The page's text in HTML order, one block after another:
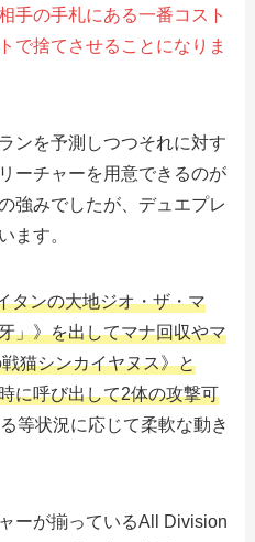
手の手札にある一番コスト
で捨てさせることになりま
ンを予測しつつそれに対す
ーチャーを用意できるのが
強みでしたが、デュエプレ
ます。
タンの大地ジオ・ザ・マ
」》を出してマナ回収やマ
猫シンカイヤヌス》と
に呼び出して2体の攻撃可
等状況に応じて柔軟な動き
ーが揃っているAll Division